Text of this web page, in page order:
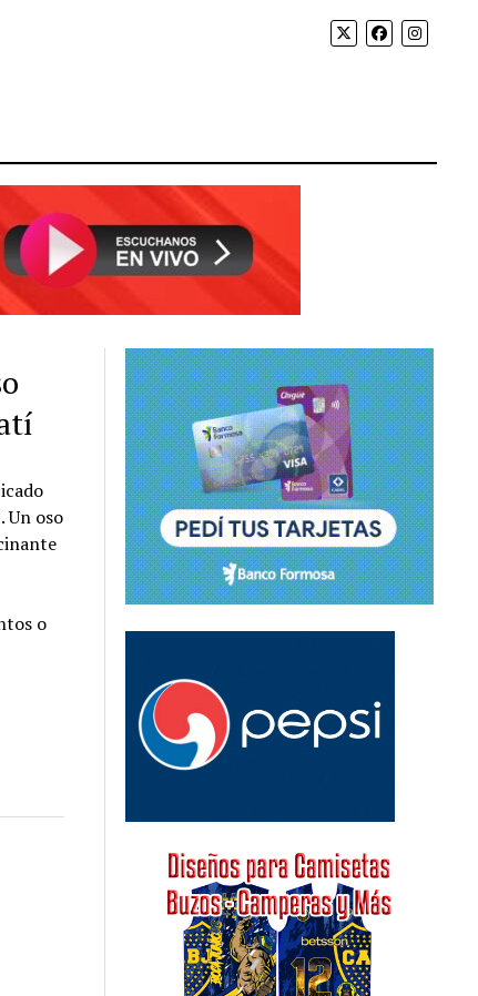
Un oso
o